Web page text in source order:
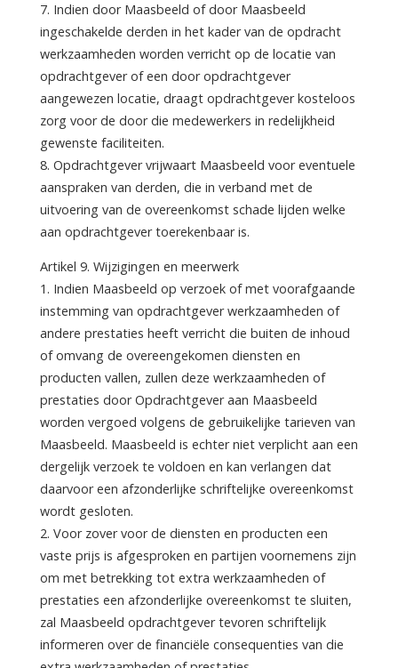
7. Indien door Maasbeeld of door Maasbeeld
ingeschakelde derden in het kader van de opdracht
werkzaamheden worden verricht op de locatie van
opdrachtgever of een door opdrachtgever
aangewezen locatie, draagt opdrachtgever kosteloos
zorg voor de door die medewerkers in redelijkheid
gewenste faciliteiten.
8. Opdrachtgever vrijwaart Maasbeeld voor eventuele
aanspraken van derden, die in verband met de
uitvoering van de overeenkomst schade lijden welke
aan opdrachtgever toerekenbaar is.
Artikel 9. Wijzigingen en meerwerk
1. Indien Maasbeeld op verzoek of met voorafgaande
instemming van opdrachtgever werkzaamheden of
andere prestaties heeft verricht die buiten de inhoud
of omvang de overeengekomen diensten en
producten vallen, zullen deze werkzaamheden of
prestaties door Opdrachtgever aan Maasbeeld
worden vergoed volgens de gebruikelijke tarieven van
Maasbeeld. Maasbeeld is echter niet verplicht aan een
dergelijk verzoek te voldoen en kan verlangen dat
daarvoor een afzonderlijke schriftelijke overeenkomst
wordt gesloten.
2. Voor zover voor de diensten en producten een
vaste prijs is afgesproken en partijen voornemens zijn
om met betrekking tot extra werkzaamheden of
prestaties een afzonderlijke overeenkomst te sluiten,
zal Maasbeeld opdrachtgever tevoren schriftelijk
informeren over de financiële consequenties van die